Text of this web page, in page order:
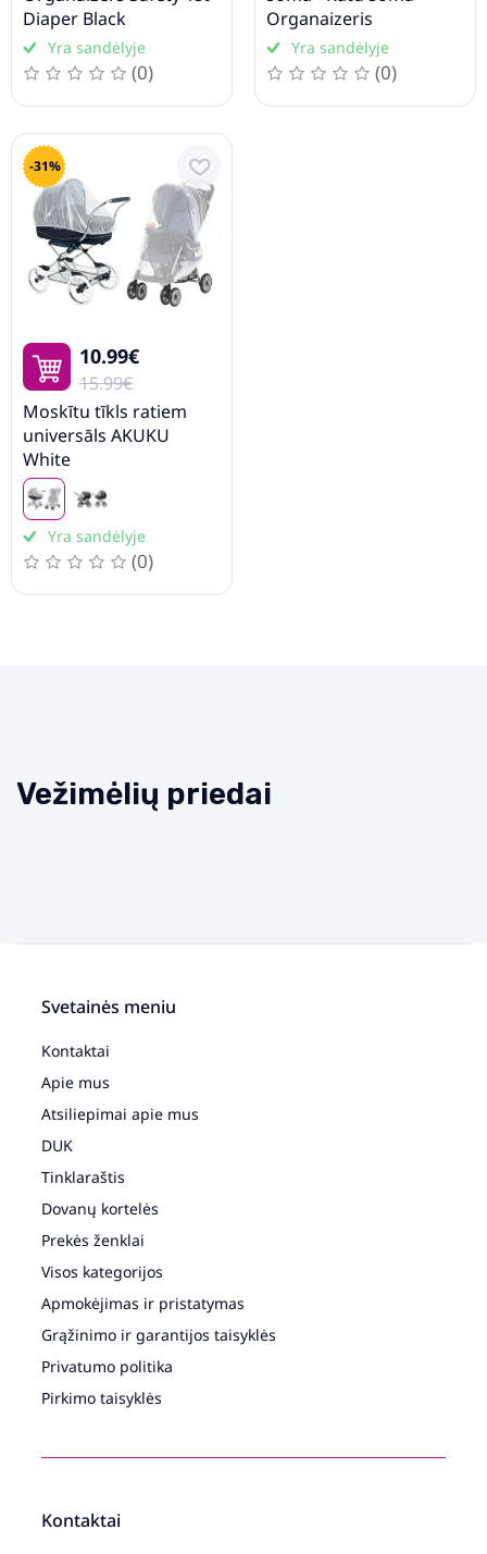
Diaper Black
Yra sandėlyje
(0)
Organaizeris
Yra sandėlyje
(0)
-31%
10.99€
15.99€
Moskītu tīkls ratiem
universāls AKUKU
White
Yra sandėlyje
(0)
Vežimėlių priedai
Kontaktai
Svetainės meniu
Kontaktai
Apie mus
Atsiliepimai apie mus
DUK
Tinklaraštis
Dovanų kortelės
Prekės ženklai
Visos kategorijos
Apmokėjimas ir pristatymas
Grąžinimo ir garantijos taisyklės
Privatumo politika
Pirkimo taisyklės